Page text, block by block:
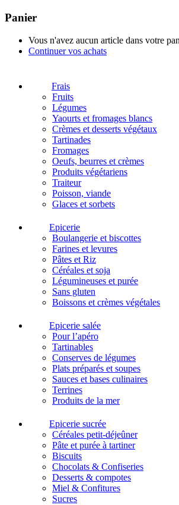
Panier
Vous n'avez aucun article dans votre
Continuer vos achats
Frais
Fruits
Légumes
Yaourts et fromages blancs
Crèmes et desserts végétaux
Tartinades
Fromages
Oeufs, beurres et crèmes
Produits végétariens
Traiteur
Poisson, viande
Glaces et sorbets
Epicerie
Boulangerie et biscottes
Farines et levures
Pâtes et Riz
Céréales et soja
Légumineuses et purée
Sans gluten
Boissons et crèmes végétales
Epicerie salée
Pour l’apéro
Tartinables
Conserves de légumes
Plats préparés et soupes
Sauces et bases culinaires
Terrines
Produits de la mer
Epicerie sucrée
Céréales petit-déjeûner
Pâte et purée à tartiner
Biscuits
Chocolats & Confiseries
Desserts & compotes
Miel & Confitures
Sucres